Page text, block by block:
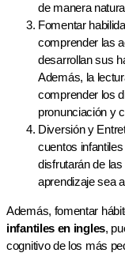
de manera
Fomentar
comprender las
desarrollan sus
Además, la
comprender los
pronunciación y
Diversión y
cuentos
disfrutarán de
aprendizaje sea
Además, fomentar
infantiles en ingles,
cognitivo de los más